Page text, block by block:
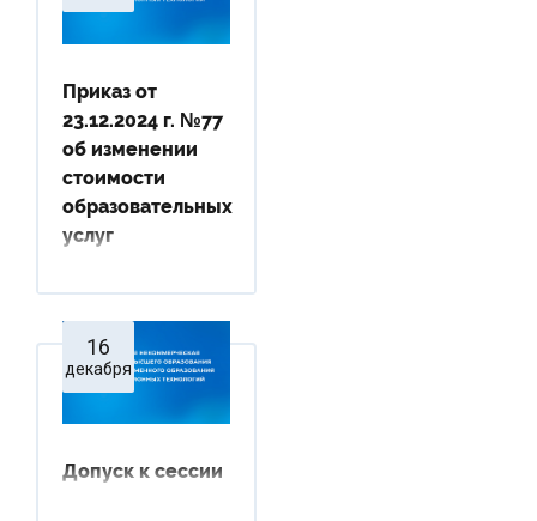
Приказ от
23.12.2024 г. №77
об изменении
стоимости
образовательных
услуг
16
декабря
Допуск к сессии